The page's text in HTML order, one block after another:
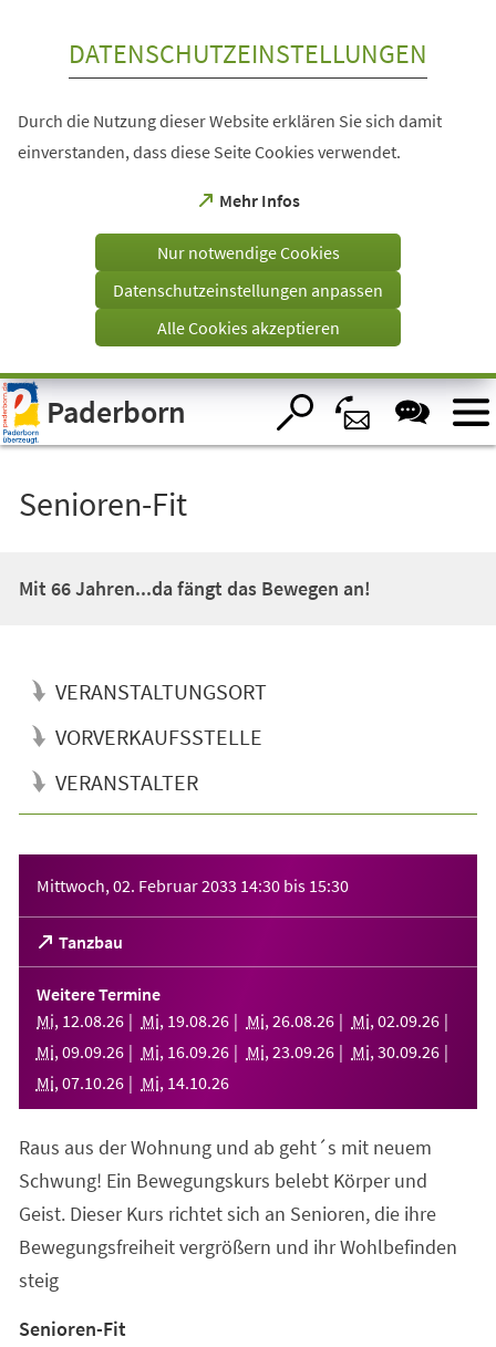
Visuelle
Assistenzsoftware
öffnen.
DATENSCHUTZEINSTELLUNGEN
Durch die Nutzung dieser Website erklären Sie sich damit
einverstanden, dass diese Seite Cookies verwendet.
Mehr Infos
(Öffnet
einem
Tab)
Nur notwendige Cookies
Datenschutzeinstellungen anpassen
Alle Cookies akzeptieren
Paderborn
Senioren-Fit
Mit 66 Jahren...da fängt das Bewegen an!
VERANSTALTUNGSORT
VORVERKAUFSSTELLE
VERANSTALTER
Mittwoch, 02. Februar 2033 14:30 bis 15:30
Tanzbau
(Öffnet
in
einem
neuen
Tab)
Weitere Termine
Mi, 12.08.26 Mi, 19.08.26 Mi, 26.08.26 Mi, 02.09.26
Mi, 09.09.26 Mi, 16.09.26 Mi, 23.09.26 Mi, 30.09.26
Mi, 07.10.26 Mi, 14.10.26
Raus aus der Wohnung und ab geht´s mit neuem
Schwung! Ein Bewegungskurs belebt Körper und
Geist. Dieser Kurs richtet sich an Senioren, die ihre
Bewegungsfreiheit vergrößern und ihr Wohlbefinden
steig
Senioren-Fit